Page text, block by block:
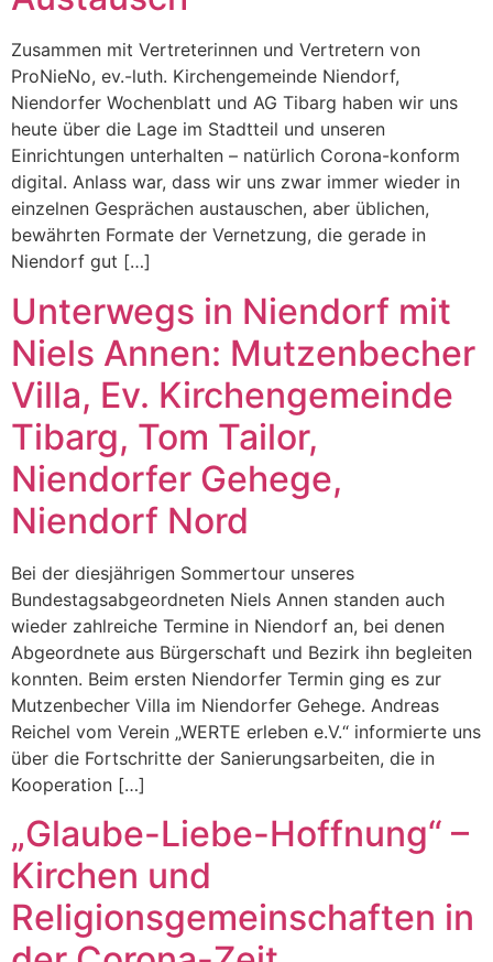
Zusammen mit Vertreterinnen und Vertretern von
ProNieNo, ev.-luth. Kirchengemeinde Niendorf,
Niendorfer Wochenblatt und AG Tibarg haben wir uns
heute über die Lage im Stadtteil und unseren
Einrichtungen unterhalten – natürlich Corona-konform
digital. Anlass war, dass wir uns zwar immer wieder in
einzelnen Gesprächen austauschen, aber üblichen,
bewährten Formate der Vernetzung, die gerade in
Niendorf gut […]
Unterwegs in Niendorf mit
Niels Annen: Mutzenbecher
Villa, Ev. Kirchengemeinde
Tibarg, Tom Tailor,
Niendorfer Gehege,
Niendorf Nord
Bei der diesjährigen Sommertour unseres
Bundestagsabgeordneten Niels Annen standen auch
wieder zahlreiche Termine in Niendorf an, bei denen
Abgeordnete aus Bürgerschaft und Bezirk ihn begleiten
konnten. Beim ersten Niendorfer Termin ging es zur
Mutzenbecher Villa im Niendorfer Gehege. Andreas
Reichel vom Verein „WERTE erleben e.V.“ informierte uns
über die Fortschritte der Sanierungsarbeiten, die in
Kooperation […]
„Glaube-Liebe-Hoffnung“ –
Kirchen und
Religionsgemeinschaften in